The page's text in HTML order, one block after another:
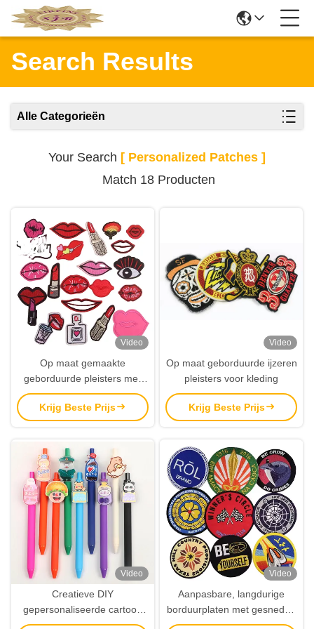
Search Results
Alle Categorieën
Your Search [ Personalized Patches ]
Match 18 Producten
Video
Op maat gemaakte
geborduurde pleisters met
meerdere aanhangsels voor
evenementen souvenirs en
promotionele cadeautjes
Krijg Beste Prijs
Video
Op maat geborduurde ijzeren
pleisters voor kleding
Krijg Beste Prijs
Video
Creatieve DIY
gepersonaliseerde cartoon
anime acryl gelpen uniek
Video
Aanpasbare, langdurige
borduurplaten met gesneden
of met laser gesneden